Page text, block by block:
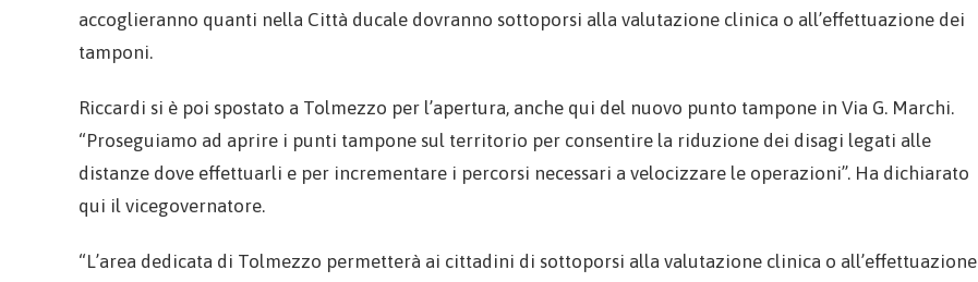
accoglieranno quanti nella Città ducale dovranno sottoporsi alla valutazione clinica o all’effettuazione dei
tamponi.
Riccardi si è poi spostato a Tolmezzo per l’apertura, anche qui del nuovo punto tampone in Via G. Marchi.
“Proseguiamo ad aprire i punti tampone sul territorio per consentire la riduzione dei disagi legati alle
distanze dove effettuarli e per incrementare i percorsi necessari a velocizzare le operazioni”. Ha dichiarato
qui il vicegovernatore.
“L’area dedicata di Tolmezzo permetterà ai cittadini di sottoporsi alla valutazione clinica o all’effettuazione